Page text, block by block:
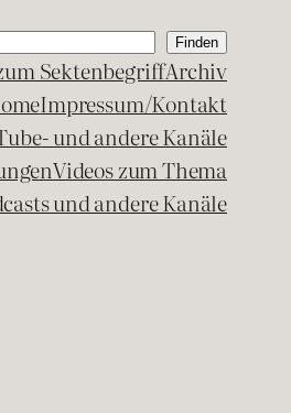
Finden
SektenbegriffArchiv
Impressum/Kontakt
und andere Kanäle
Videos zum Thema
und andere Kanäle